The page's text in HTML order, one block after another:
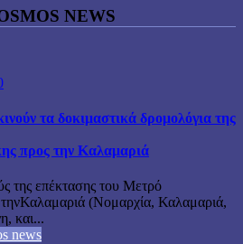
NEWS
τα δοκιμαστικά δρομολόγια της
προς την Καλαμαριά
της επέκτασης του Μετρό
(Νομαρχία, Καλαμαριά,
και...
news